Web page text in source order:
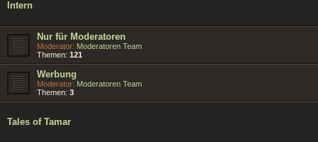
Intern
Nur für Moderatoren
Moderator: Moderatoren Team
Themen: 121
Werbung
Moderator: Moderatoren Team
Themen: 3
Tales of Tamar